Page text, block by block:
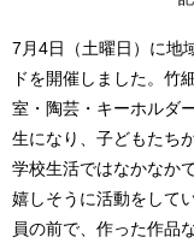
7月4日（土曜日）に地
ドを開催しました。竹
室・陶芸・キーホルダ
生になり、子どもたち
学校生活ではなかなか
嬉しそうに活動をして
員の前で、作った作品